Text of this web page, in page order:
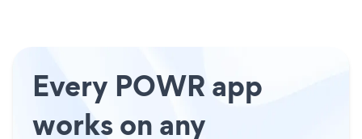
Every POWR app
works on any